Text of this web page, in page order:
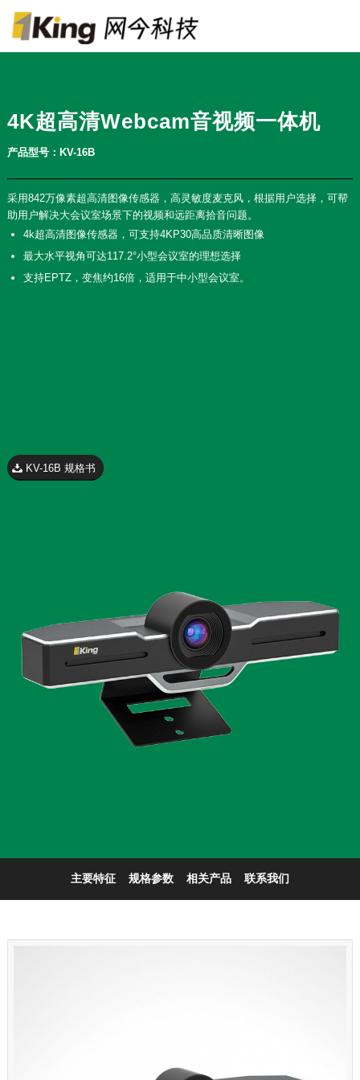
4K超高清Webcam音视频一体机
产品型号：KV-16B
采用842万像素超高清图像传感器，高灵敏度麦克风，根据用户选择，可帮
助用户解决大会议室场景下的视频和远距离拾音问题。
4k超高清图像传感器，可支持4KP30高品质清晰图像
最大水平视角可达117.2°小型会议室的理想选择
支持EPTZ，变焦约16倍，适用于中小型会议室。
KV-16B 规格书
主要特征 规格参数 相关产品 联系我们